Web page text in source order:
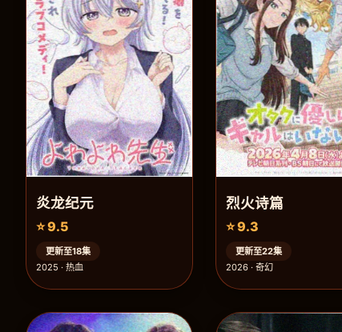
炎龙纪元
⭐ 9.5
更新至18集
2025 · 热血
烈火诗篇
⭐ 9.3
更新至22集
2026 · 奇幻